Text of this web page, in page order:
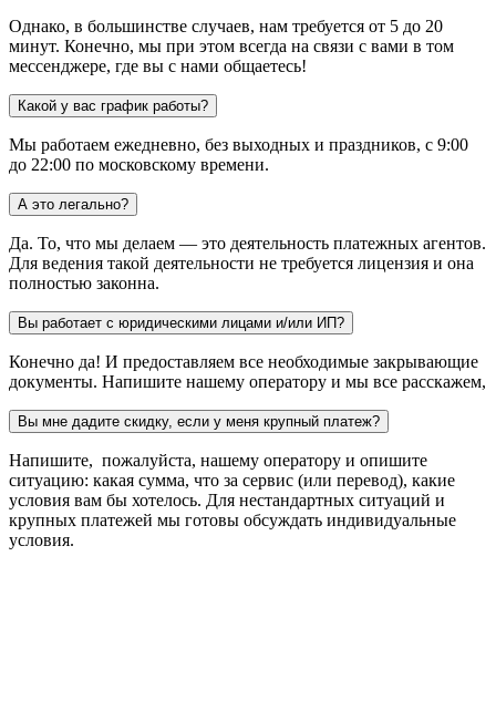
Однако, в большинстве случаев, нам требуется от 5 до 20
минут. Конечно, мы при этом всегда на связи с вами в том
мессенджере, где вы с нами общаетесь!
Какой у вас график работы?
Мы работаем ежедневно, без выходных и праздников, с 9:00
до 22:00 по московскому времени.
А это легально?
Да. То, что мы делаем — это деятельность платежных агентов.
Для ведения такой деятельности не требуется лицензия и она
полностью законна.
Вы работает с юридическими лицами и/или ИП?
Конечно да! И предоставляем все необходимые закрывающие
документы. Напишите нашему оператору и мы все расскажем,
Вы мне дадите скидку, если у меня крупный платеж?
Напишите, пожалуйста, нашему оператору и опишите
ситуацию: какая сумма, что за сервис (или перевод), какие
условия вам бы хотелось. Для нестандартных ситуаций и
крупных платежей мы готовы обсуждать индивидуальные
условия.